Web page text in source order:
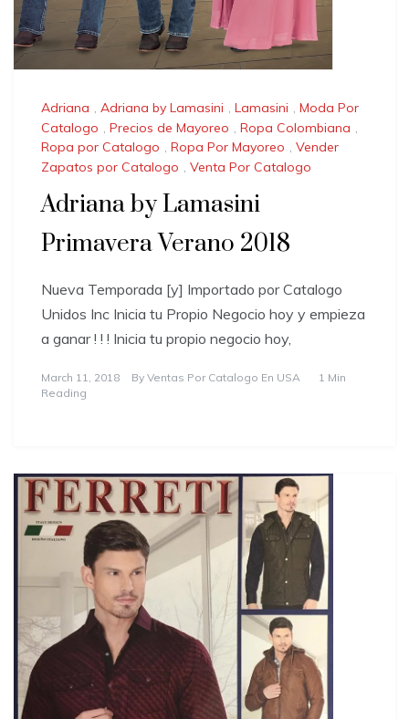
Adriana , Adriana by Lamasini , Lamasini , Moda Por
Catalogo , Precios de Mayoreo , Ropa Colombiana ,
Ropa por Catalogo , Ropa Por Mayoreo , Vender
Zapatos por Catalogo , Venta Por Catalogo
Adriana by Lamasini
Primavera Verano 2018
Nueva Temporada [y] Importado por Catalogo
Unidos Inc Inicia tu Propio Negocio hoy y empieza
a ganar ! ! ! Inicia tu propio negocio hoy,
March 11, 2018 By Ventas Por Catalogo En USA
1 Min
Reading